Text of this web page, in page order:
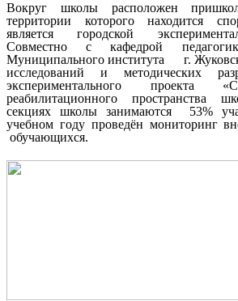
Вокруг школы расположен
территории которого находится
является городской
Совместно с кафедрой
Муниципального института г.
исследований и методических
экспериментального проекта
реабилитационного пространства
секциях школы занимаются 53%
учебном году проведён мониторинг
обучающихся.